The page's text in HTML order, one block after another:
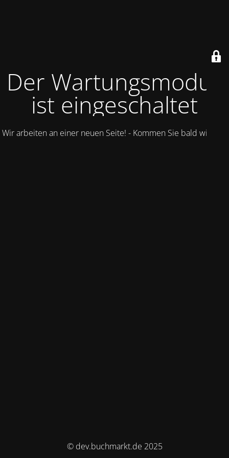
Der Wartungsmodus
ist eingeschaltet
Wir arbeiten an einer neuen Seite! - Kommen Sie bald wieder.
© dev.buchmarkt.de 2025